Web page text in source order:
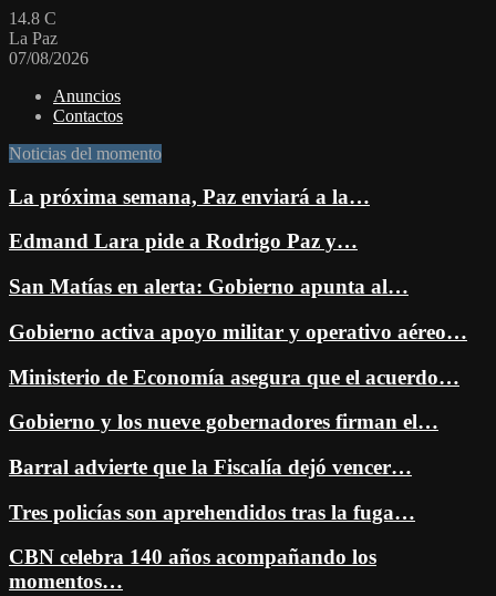
14.8 C
La Paz
07/08/2026
Anuncios
Contactos
Noticias del momento
La próxima semana, Paz enviará a la…
Edmand Lara pide a Rodrigo Paz y…
San Matías en alerta: Gobierno apunta al…
Gobierno activa apoyo militar y operativo aéreo…
Ministerio de Economía asegura que el acuerdo…
Gobierno y los nueve gobernadores firman el…
Barral advierte que la Fiscalía dejó vencer…
Tres policías son aprehendidos tras la fuga…
CBN celebra 140 años acompañando los
momentos…